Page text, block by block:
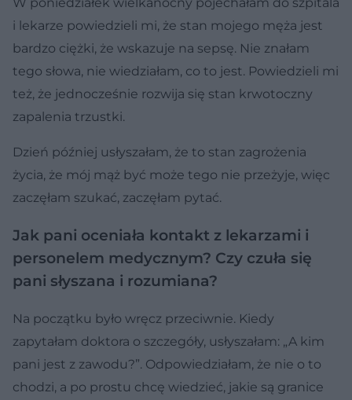
i lekarze powiedzieli mi, że stan mojego męża jest
bardzo ciężki, że wskazuje na sepsę. Nie znałam
tego słowa, nie wiedziałam, co to jest. Powiedzieli mi
też, że jednocześnie rozwija się stan krwotoczny
zapalenia trzustki.
Dzień później usłyszałam, że to stan zagrożenia
życia, że mój mąż być może tego nie przeżyje, więc
zaczęłam szukać, zaczęłam pytać.
Jak pani oceniała kontakt z lekarzami i
personelem medycznym? Czy czuła się
pani słyszana i rozumiana?
Na początku było wręcz przeciwnie. Kiedy
zapytałam doktora o szczegóły, usłyszałam: „A kim
pani jest z zawodu?”. Odpowiedziałam, że nie o to
chodzi, a po prostu chcę wiedzieć, jakie są granice